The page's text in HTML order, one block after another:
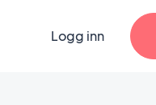
Logg inn